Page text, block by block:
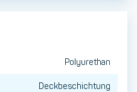
Polyurethan
Deckbeschichtung